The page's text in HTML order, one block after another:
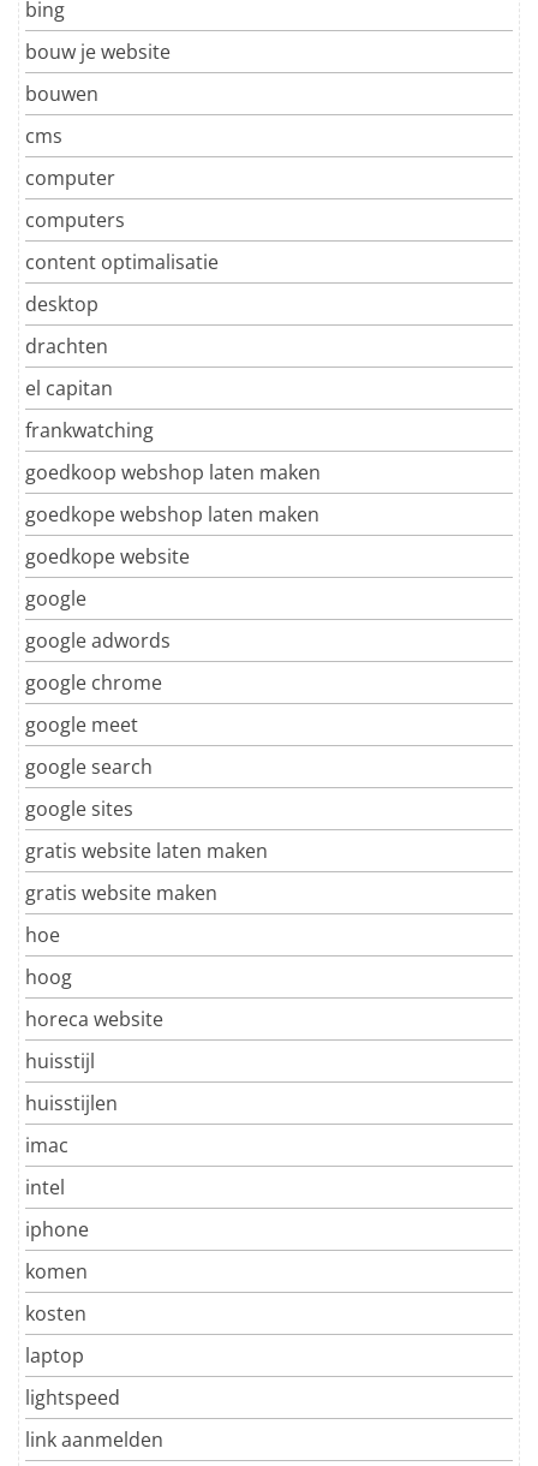
bing
bouw je website
bouwen
cms
computer
computers
content optimalisatie
desktop
drachten
el capitan
frankwatching
goedkoop webshop laten maken
goedkope webshop laten maken
goedkope website
google
google adwords
google chrome
google meet
google search
google sites
gratis website laten maken
gratis website maken
hoe
hoog
horeca website
huisstijl
huisstijlen
imac
intel
iphone
komen
kosten
laptop
lightspeed
link aanmelden